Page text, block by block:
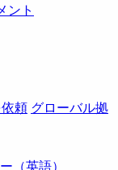
ント
頼 グローバル拠
（英語）